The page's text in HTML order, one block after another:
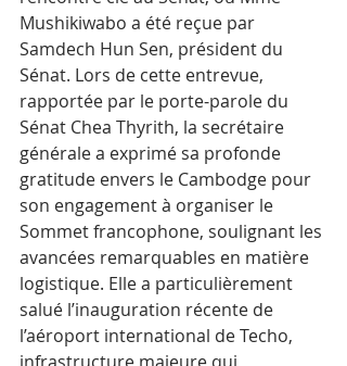
Mushikiwabo a été reçue par
Samdech Hun Sen, président du
Sénat. Lors de cette entrevue,
rapportée par le porte-parole du
Sénat Chea Thyrith, la secrétaire
générale a exprimé sa profonde
gratitude envers le Cambodge pour
son engagement à organiser le
Sommet francophone, soulignant les
avancées remarquables en matière
logistique. Elle a particulièrement
salué l’inauguration récente de
l’aéroport international de Techo,